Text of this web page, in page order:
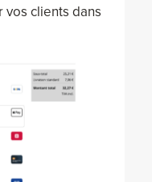
clients dans